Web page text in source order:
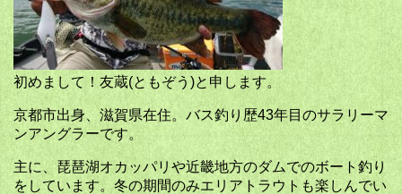
初めまして！友蔵(ともぞう)と申します。
京都市出身、滋賀県在住。バス釣り歴43年目のサラリーマ
ンアングラーです。
主に、琵琶湖オカッパリや近畿地方のダムでのボート釣り
をしています。冬の期間のみエリアトラウトも楽しんでい